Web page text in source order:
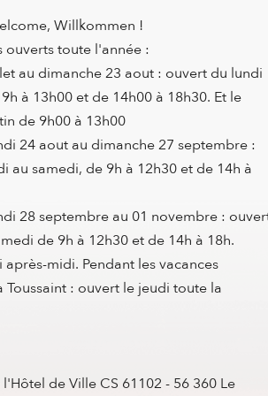
Willkommen !
ouverts toute l'année :
au dimanche 23 aout : ouvert du lundi
à 13h00 et de 14h00 à 18h30. Et le
de 9h00 à 13h00
24 aout au dimanche 27 septembre :
au samedi, de 9h à 12h30 et de 14h à
28 septembre au 01 novembre :
de 9h à 12h30 et de 14h à 18h.
après-midi. Pendant les vacances
Toussaint : ouvert le jeudi toute la
l'Hôtel de Ville CS 61102 - 56 360 Le